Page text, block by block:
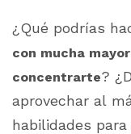
¿Qué podrías
con mucha
concentrarte?
aprovechar al
habilidades